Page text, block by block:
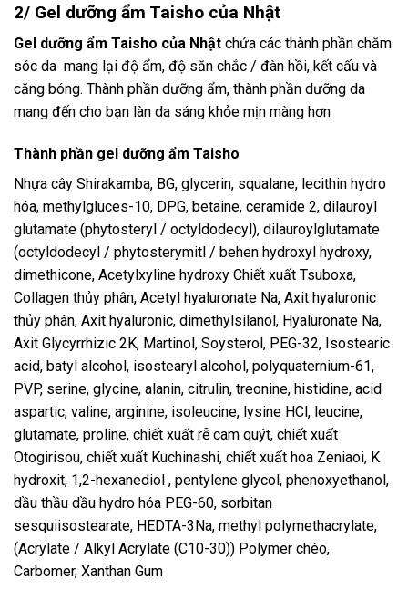
2/ Gel dưỡng ẩm Taisho của Nhật
Gel dưỡng ẩm Taisho của Nhật chứa các thành phần chăm
sóc da mang lại độ ẩm, độ săn chắc / đàn hồi, kết cấu và
căng bóng. Thành phần dưỡng ẩm, thành phần dưỡng da
mang đến cho bạn làn da sáng khỏe mịn màng hơn
Thành phần gel dưỡng ẩm Taisho
Nhựa cây Shirakamba, BG, glycerin, squalane, lecithin hydro
hóa, methylgluces-10, DPG, betaine, ceramide 2, dilauroyl
glutamate (phytosteryl / octyldodecyl), dilauroylglutamate
(octyldodecyl / phytosterymitl / behen hydroxyl hydroxy,
dimethicone, Acetylxyline hydroxy Chiết xuất Tsuboxa,
Collagen thủy phân, Acetyl hyaluronate Na, Axit hyaluronic
thủy phân, Axit hyaluronic, dimethylsilanol, Hyaluronate Na,
Axit Glycyrrhizic 2K, Martinol, Soysterol, PEG-32, Isostearic
acid, batyl alcohol, isostearyl alcohol, polyquaternium-61,
PVP, serine, glycine, alanin, citrulin, treonine, histidine, acid
aspartic, valine, arginine, isoleucine, lysine HCl, leucine,
glutamate, proline, chiết xuất rễ cam quýt, chiết xuất
Otogirisou, chiết xuất Kuchinashi, chiết xuất hoa Zeniaoi, K
hydroxit, 1,2-hexanediol , pentylene glycol, phenoxyethanol,
dầu thầu dầu hydro hóa PEG-60, sorbitan
sesquiisostearate, HEDTA-3Na, methyl polymethacrylate,
(Acrylate / Alkyl Acrylate (C10-30)) Polymer chéo,
Carbomer, Xanthan Gum